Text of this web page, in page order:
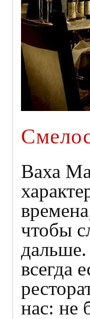
Ваха
чтобы
всегда
нас: не